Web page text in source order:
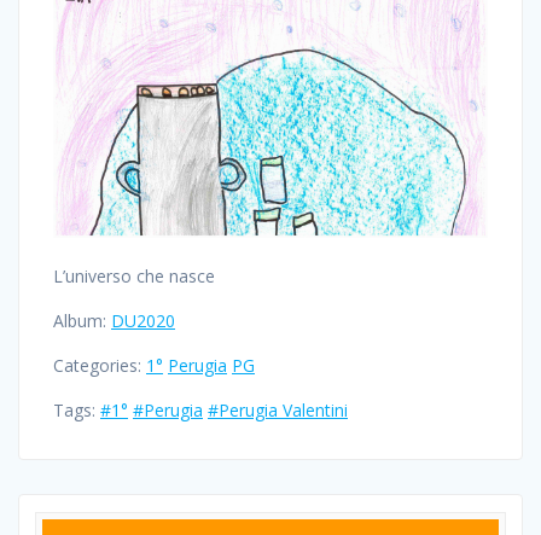
L’universo che nasce
Album: DU2020
Categories: 1° Perugia PG
Tags: #1° #Perugia #Perugia Valentini